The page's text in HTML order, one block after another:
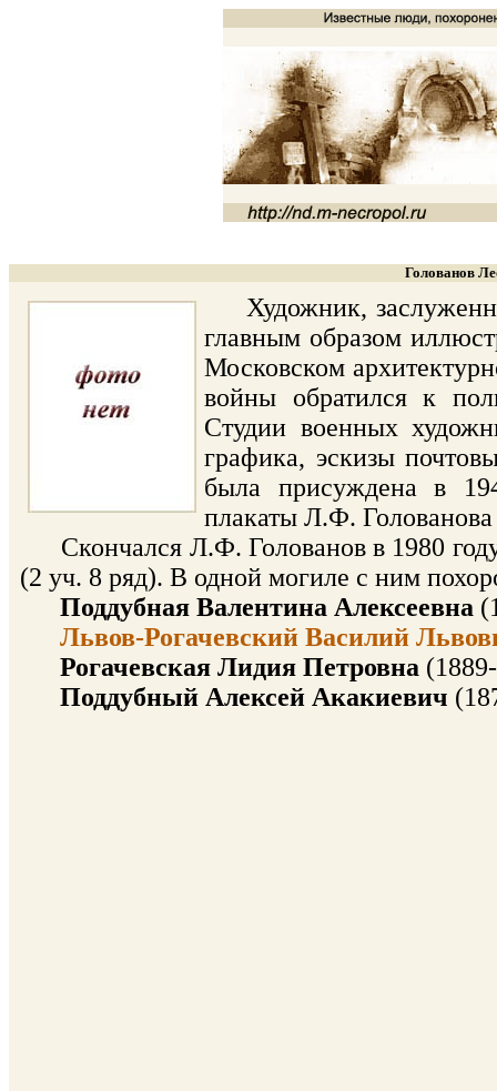
Голованов
Художник,
главным образом
Московском
войны обратился к
Студии военных
графика, эскизы
была присуждена в
плакаты Л.Ф.
Скончался Л.Ф. Голованов в 1980
(2 уч. 8 ряд). В одной могиле с ним
Поддубная Валентина Алексеевна
Львов-Рогачевский Василий
Рогачевская Лидия Петровна
Поддубный Алексей Акакиевич